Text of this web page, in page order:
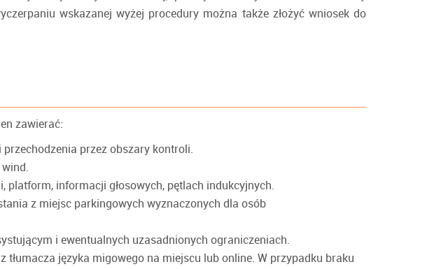
wskazanej wyżej procedury można także złożyć wniosek do
zawierać:
przez obszary kontroli.
platform, informacji głosowych, pętlach indukcyjnych.
z miejsc parkingowych wyznaczonych dla osób
i ewentualnych uzasadnionych ograniczeniach.
języka migowego na miejscu lub online. W przypadku braku